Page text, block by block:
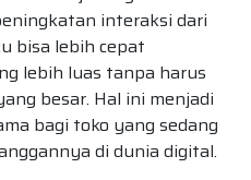
interaksi dari
bisa lebih cepat
lebih luas tanpa harus
besar. Hal ini menjadi
bagi toko yang sedang
di dunia digital.